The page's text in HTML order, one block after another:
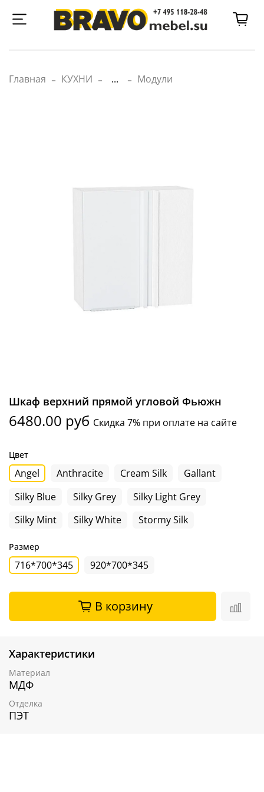
Главная КУХНИ ... Модули
Шкаф верхний прямой угловой Фьюжн
6480.00 руб Скидка 7% при оплате на сайте
Цвет
Angel Anthracite Cream Silk
Gallant
Silky Blue
Silky Grey
Silky Light Grey
Silky Mint
Silky White Stormy Silk
Размер
716*700*345 920*700*345
В корзину
Характеристики
Материал
МДФ
Отделка
ПЭТ